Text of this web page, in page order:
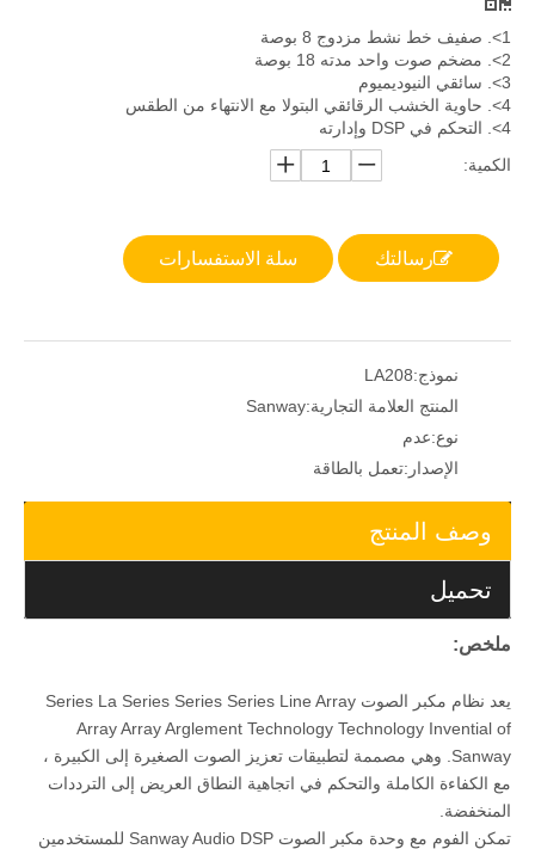
1>. صفيف خط نشط مزدوج 8 بوصة
2>. مضخم صوت واحد مدته 18 بوصة
3>. سائقي النيوديميوم
4>. حاوية الخشب الرقائقي البتولا مع الانتهاء من الطقس
4>. التحكم في DSP وإدارته
الكمية:
رسالتك سلة الاستفسارات
نموذج:LA208
المنتج العلامة التجارية:Sanway
نوع:عدم
الإصدار:تعمل بالطاقة
وصف المنتج
تحميل
ملخص:
يعد نظام مكبر الصوت Series La Series Series Series Line Array
Array Array Arglement Technology Technology Invential of
Sanway. وهي مصممة لتطبيقات تعزيز الصوت الصغيرة إلى الكبيرة ،
مع الكفاءة الكاملة والتحكم في اتجاهية النطاق العريض إلى الترددات
المنخفضة.
تمكن الفوم مع وحدة مكبر الصوت Sanway Audio DSP للمستخدمين